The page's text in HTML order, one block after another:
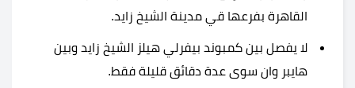
القاهرة بفرعها قي مدينة الشيخ زايد.
لا يفصل بين كمبوند بيفرلي هيلز الشيخ زايد وبين
هايبر وان سوى عدة دقائق قليلة فقط.